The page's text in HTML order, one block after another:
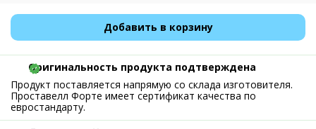
Добавить в корзину
Оригинальность продукта подтверждена
Продукт поставляется напрямую со склада изготовителя.
Проставелл Форте имеет сертификат качества по
евростандарту.